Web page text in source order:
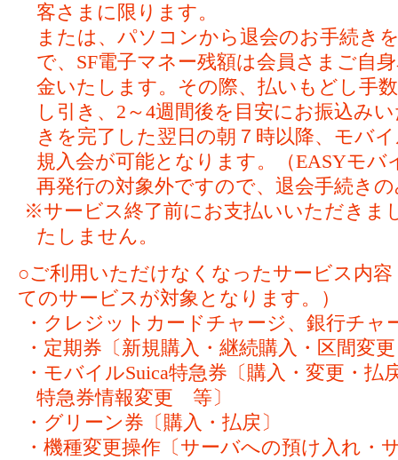
客さまに限ります。
または、パソコンから退会のお手続き
で、SF電子マネー残額は会員さまご自
金いたします。その際、払いもどし手
し引き、2～4週間後を目安にお振込み
きを完了した翌日の朝７時以降、モバ
規入会が可能となります。（EASYモバ
再発行の対象外ですので、退会手続き
※サービス終了前にお支払いいただきま
たしません。
○ご利用いただけなくなったサービス内
てのサービスが対象となります。）
・クレジットカードチャージ、銀行チャ
・定期券〔新規購入・継続購入・区間変
・モバイルSuica特急券〔購入・変更・払
特急券情報変更 等〕
・グリーン券〔購入・払戻〕
・機種変更操作〔サーバへの預け入れ・